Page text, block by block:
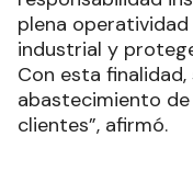
plena
industrial y
Con esta
abastecimiento
clientes”, afirmó.